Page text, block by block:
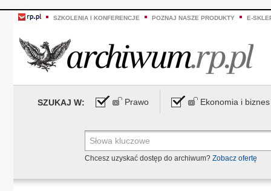
SZKOLENIA I KONFERENCJE POZNAJ NASZE PRODUKTY E-
SZUKAJ W: Prawo Ekonomia i biznes
Chcesz uzyskać dostęp do archiwum? Zobacz ofertę